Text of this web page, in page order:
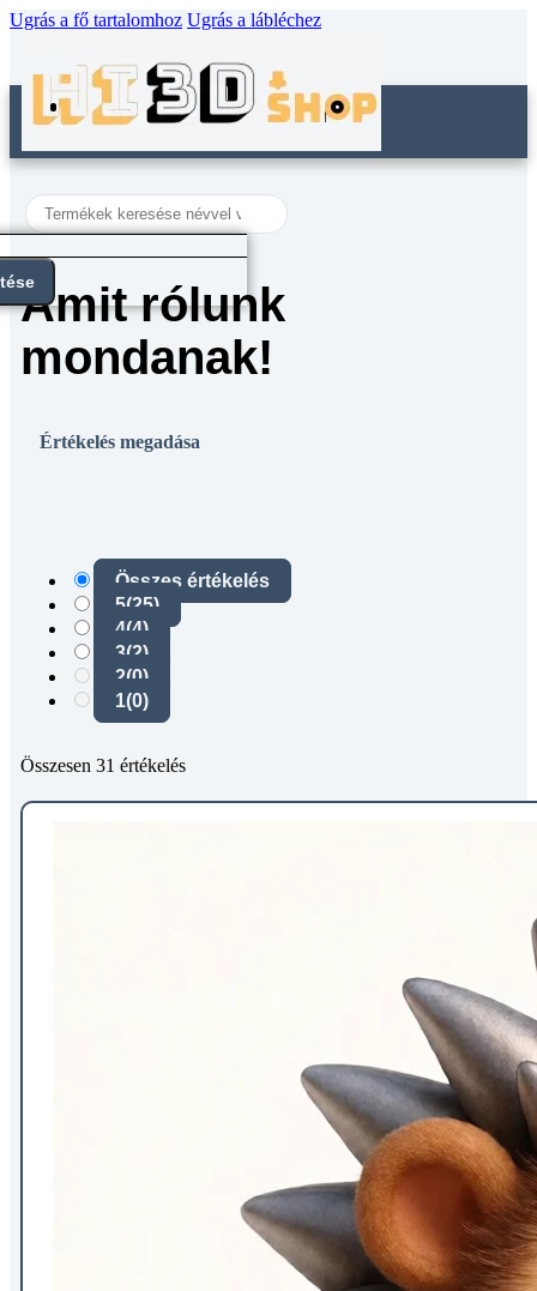
Ugrás a fő tartalomhoz Ugrás a lábléchez
Search
...
Amit rólunk
mondanak!
Értékelés megadása
Összes értékelés
5(25)
4(4)
3(2)
2(0)
1(0)
Összesen 31 értékelés